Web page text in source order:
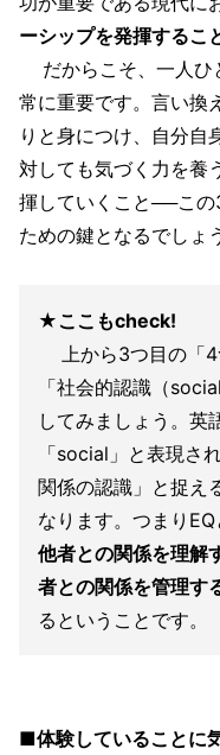
ーシップを発揮するこ
だからこそ、一人ひ
常に重要です。言い換
りと身につけ、自分自
対しても気づく力を養
揮していくこと──この
ための鍵となるでしょ
★ここもcheck!
上から3つ目の「4
「社会的認識（
してみましょう。英
「social」と表現さ
関係の認識」と捉え
なります。つまりEQ
他者との関係を理解
者との関係を管理す
るということです。
■体験していることに